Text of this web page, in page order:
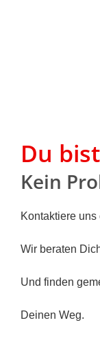
Du
Kein
Kon­tak­tie­re
Wir bera­ten
Und fin­den
Dei­nen Weg.